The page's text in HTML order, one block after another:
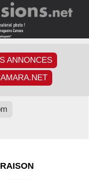
ANNONCES